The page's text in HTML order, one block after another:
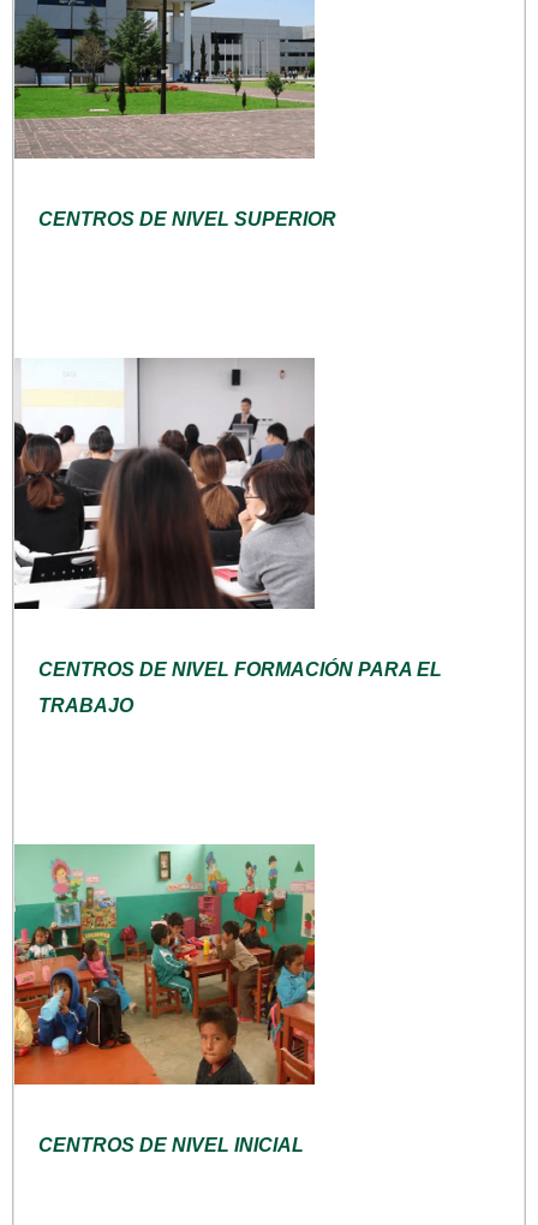
CENTROS DE NIVEL SUPERIOR
CENTROS DE NIVEL FORMACIÓN PARA EL
TRABAJO
CENTROS DE NIVEL INICIAL